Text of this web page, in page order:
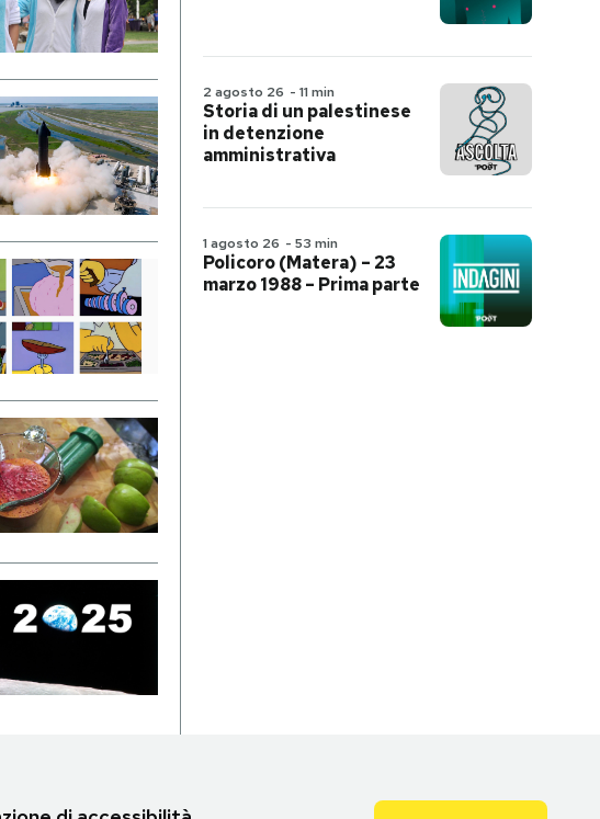
2 agosto 26 - 11 min
Storia di un palestinese
in detenzione
amministrativa
1 agosto 26 - 53 min
Policoro (Matera) – 23
marzo 1988 – Prima parte